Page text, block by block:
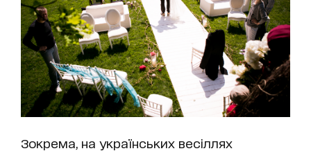
Зокрема, на українських весіллях